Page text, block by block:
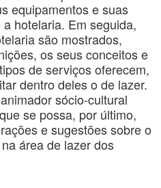
equipamentos e suas
hotelaria. Em seguida,
são mostrados,
os seus conceitos e
de serviços oferecem,
dentro deles o de lazer.
sócio-cultural
se possa, por último,
e sugestões sobre o
área de lazer dos